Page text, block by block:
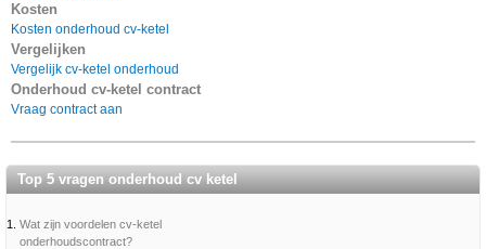
Kosten
Kosten onderhoud cv-ketel
Vergelijken
Vergelijk cv-ketel onderhoud
Onderhoud cv-ketel contract
Vraag contract aan
Top 5 vragen onderhoud cv ketel
1. Wat zijn voordelen cv-ketel
onderhoudscontract?